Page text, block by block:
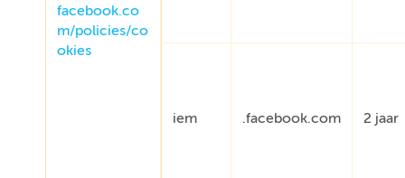
facebook.co
m/policies/co
okies
iem .facebook.com 2 jaar